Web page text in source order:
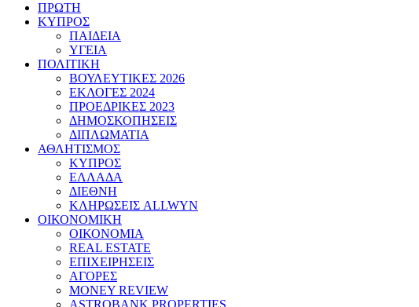
ΠΡΩΤΗ
ΚΥΠΡΟΣ
ΠΑΙΔΕΙΑ
ΥΓΕΙΑ
ΠΟΛΙΤΙΚΗ
ΒΟΥΛΕΥΤΙΚΕΣ 2026
ΕΚΛΟΓΕΣ 2024
ΠΡΟΕΔΡΙΚΕΣ 2023
ΔΗΜΟΣΚΟΠΗΣΕΙΣ
ΔΙΠΛΩΜΑΤΙΑ
ΑΘΛΗΤΙΣΜΟΣ
ΚΥΠΡΟΣ
ΕΛΛΑΔΑ
ΔΙΕΘΝΗ
ΚΛΗΡΩΣΕΙΣ ALLWYN
ΟΙΚΟΝΟΜΙΚΗ
ΟΙΚΟΝΟΜΙΑ
REAL ESTATE
ΕΠΙΧΕΙΡΗΣΕΙΣ
ΑΓΟΡΕΣ
MONEY REVIEW
ASTROBANK PROPERTIES